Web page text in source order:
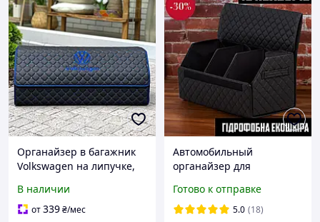
Органайзер в багажник
Volkswagen на липучке,
автомобильный
органайзер в авто
В наличии
от339₴/мес
Автомобильный
органайзер для
Автомобильная сумка на
липучках в багажник авто
Готово к отправке
5.0 (18)